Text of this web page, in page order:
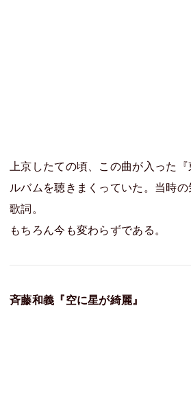
上京したての頃、この曲が入った
ルバムを聴きまくっていた。当時
歌詞。
もちろん今も変わらずである。
斉藤和義『空に星が綺麗』